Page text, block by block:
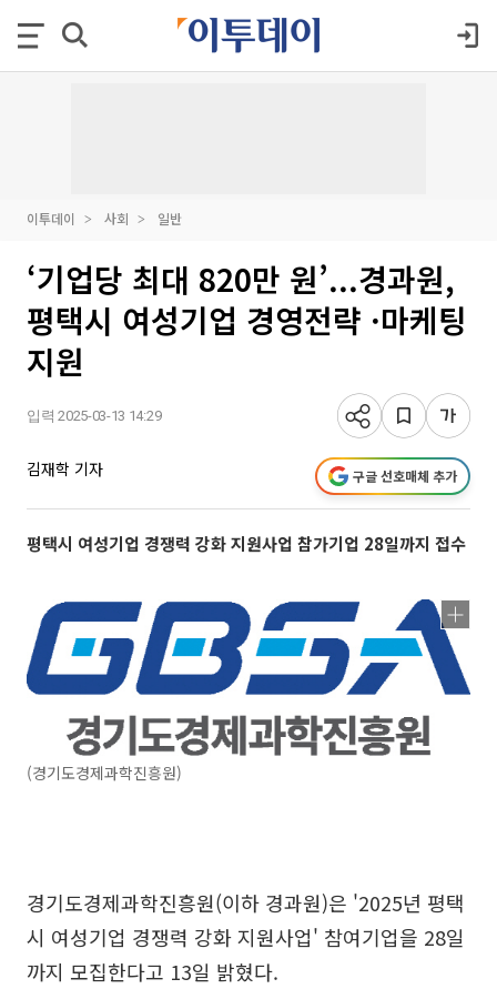
이투데이 사회 일반
‘기업당 최대 820만 원’...경과원,
평택시 여성기업 경영전략 ·마케팅
지원
입력 2025-03-13 14:29
김재학 기자 구글 선호매체 추가
평택시 여성기업 경쟁력 강화 지원사업 참가기업 28일까지 접수
(경기도경제과학진흥원)
경기도경제과학진흥원(이하 경과원)은 '2025년 평택
시 여성기업 경쟁력 강화 지원사업' 참여기업을 28일
까지 모집한다고 13일 밝혔다.